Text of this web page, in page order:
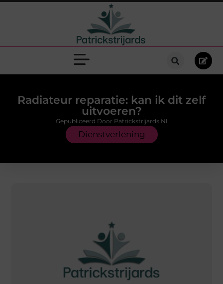
Radiateur reparatie: kan ik dit zelf
uitvoeren?
Dienstverlening
Gepubliceerd Door Patrickstrijards.nl